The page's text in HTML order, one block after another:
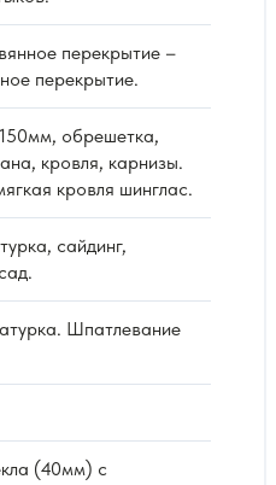
перекрытие –
перекрытие.
обрешетка,
кровля, карнизы.
кровля шинглас.
сайдинг,
Шпатлевание
(40мм) с